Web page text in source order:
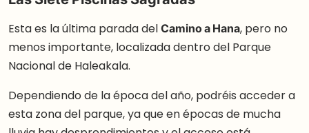
Esta es la última parada delCamino a Hana, pero no
menos importante, localizada dentro del Parque
Nacional de Haleakala.
Dependiendo de la época del año, podréis acceder a
esta zona del parque, ya que en épocas de mucha